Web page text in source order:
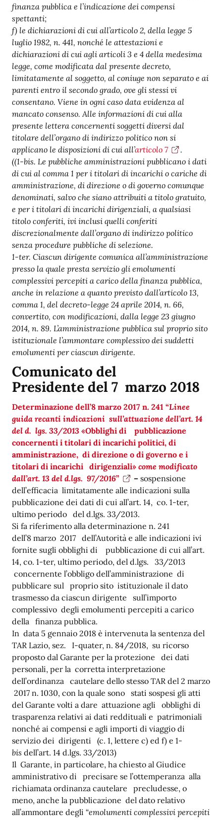
finanza pubblica e l’indicazione dei compensi
spettanti;
f) le dichiarazioni di cui all’articolo 2, della legge 5
luglio 1982, n. 441, nonché le attestazioni e
dichiarazioni di cui agli articoli 3 e 4 della medesima
legge, come modificata dal presente decreto,
limitatamente al soggetto, al coniuge non separato e ai
parenti entro il secondo grado, ove gli stessi vi
consentano. Viene in ogni caso data evidenza al
mancato consenso. Alle informazioni di cui alla
presente lettera concernenti soggetti diversi dal
titolare dell’organo di indirizzo politico non si
applicano le disposizioni di cui all’articolo 7
.
((1-bis. Le pubbliche amministrazioni pubblicano i dati
di cui al comma 1 per i titolari di incarichi o cariche di
amministrazione, di direzione o di governo comunque
denominati, salvo che siano attribuiti a titolo gratuito,
e per i titolari di incarichi dirigenziali, a qualsiasi
titolo conferiti, ivi inclusi quelli conferiti
discrezionalmente dall’organo di indirizzo politico
senza procedure pubbliche di selezione.
1-ter. Ciascun dirigente comunica all’amministrazione
presso la quale presta servizio gli emolumenti
complessivi percepiti a carico della finanza pubblica,
anche in relazione a quanto previsto dall’articolo 13,
comma 1, del decreto-legge 24 aprile 2014, n. 66,
convertito, con modificazioni, dalla legge 23 giugno
2014, n. 89. L’amministrazione pubblica sul proprio sito
istituzionale l’ammontare complessivo dei suddetti
emolumenti per ciascun dirigente.
Comunicato del
Presidente del 7 marzo 2018
Determinazione dell’8 marzo 2017 n. 241 “Linee
guida recanti indicazioni sull’attuazione dell’art. 14
del d. lgs. 33/2013 «Obblighi di pubblicazione
concernenti i titolari di incarichi politici, di
amministrazione, di direzione o di governo e i
titolari di incarichi dirigenziali» come modificato
dall’art. 13 del d.lgs. 97/2016” – sospensione
dell’efficacia limitatamente alle indicazioni sulla
pubblicazione dei dati di cui all’art. 14, co. 1-ter,
ultimo periodo del d.lgs. 33/2013.
Si fa riferimento alla determinazione n. 241
dell’8 marzo 2017 dell’Autorità e alle indicazioni ivi
fornite sugli obblighi di pubblicazione di cui all’art.
14, co. 1-ter, ultimo periodo, del d.lgs. 33/2013
concernente l’obbligo dell’amministrazione di
pubblicare sul proprio sito istituzionale il dato
trasmesso da ciascun dirigente sull’importo
complessivo degli emolumenti percepiti a carico
della finanza pubblica.
In data 5 gennaio 2018 è intervenuta la sentenza del
TAR Lazio, sez. I-quater, n. 84/2018, su ricorso
proposto dal Garante per la protezione dei dati
personali, per la corretta interpretazione
dell’ordinanza cautelare dello stesso TAR del 2 marzo
2017 n. 1030, con la quale sono stati sospesi gli atti
del Garante volti a dare attuazione agli obblighi di
trasparenza relativi ai dati reddituali e patrimoniali
nonché ai compensi e agli importi di viaggio di
servizio dei dirigenti (c. 1, lettere c) ed f) e 1-
bis dell’art. 14 d.lgs. 33/2013)
Il Garante, in particolare, ha chiesto al Giudice
amministrativo di precisare se l’ottemperanza alla
richiamata ordinanza cautelare precludesse, o
meno, anche la pubblicazione del dato relativo
all’ammontare degli “emolumenti complessivi percepiti